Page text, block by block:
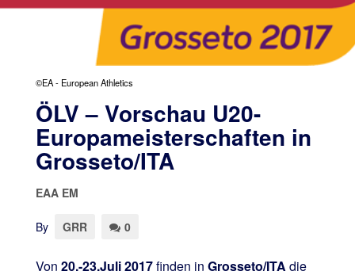
©EA - European Athletics
ÖLV – Vorschau U20-
Europameisterschaften in
Grosseto/ITA
EAA EM
By GRR 0
Von 20.-23.Juli 2017finden in Grosseto/ITA die